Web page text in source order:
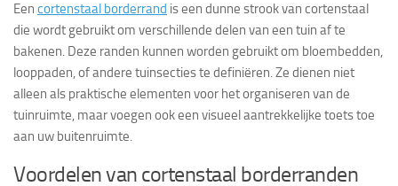
Een cortenstaal borderrand is een dunne strook van cortenstaal
die wordt gebruikt om verschillende delen van een tuin af te
bakenen. Deze randen kunnen worden gebruikt om bloembedden,
looppaden, of andere tuinsecties te definiëren. Ze dienen niet
alleen als praktische elementen voor het organiseren van de
tuinruimte, maar voegen ook een visueel aantrekkelijke toets toe
aan uw buitenruimte.
Voordelen van cortenstaal borderranden